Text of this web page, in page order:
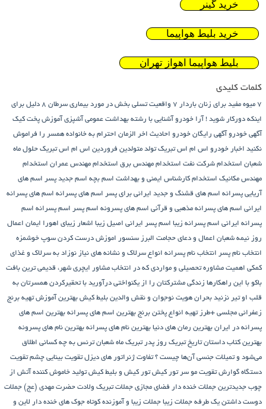
خرید گینر
خرید بلیط هواپیما
بلیط هواپیما اهواز تهران
کلمات کلیدی
7 میوه مفید برای زنان باردار 7 واقعیت تسلی بخش در مورد بیماری سرطان
8 دلیل برای
اینکه دورکار شوید ! آرا خودرو آشنایی با رشته بهداشت عمومی آشپزی آموزش پخت کیک
آگهی خودرو آگهی رایگان خودرو احادیث اخر الزمان احترام به خانواده همسر را فراموش
نکنید اخبار خودرو اس ام اس تبریک تولد متولدین فروردین اس ام اس تبریک حلول ماه
شعبان استخدام شرکت نفت استخدام مهندس برق استخدام مهندس عمران استخدام
مهندس مکانیک استخدام کارشناس ایمنی و بهداشت اسم بچه اسم جدید پسر اسم های
آریایی پسرانه اسم های قشنگ و جدید ایرانی برای پسر اسم های پسرانه اسم های پسرانه
ایرانی اسم های پسرانه مذهبی و قرآنی اسم های پسرونه اسم پسر اسم پسرانه اسم
پسرانه ایرانی اسم پسرانه زیبا اسم پسر ایرانی اصیل زیبا اشعار زیبای اهورا ایمان اعمال
روز نیمه شعبان اعمال و دعای حجامت البرز سنسور اموزش درست کردن سوپ خوشمزه
انتخاب نام پسر انتخاب نام پسرانه انواع سرلاک و نشانه های نیاز نوزاد به سرلاک و غذای
کمکی اهمیت مشاوره تحصیلی و مواردی که در انتخاب مشاور ایچری شهر، قدیمی ترین بافت
باکو با این راهکارها زندگی مشترکتان را از یکنواختی درآورید با تحقیرکردن همسرتان به
قلب او تیر نزنید بحران هویت نوجوان و نقش والدین بلیط کیش بهترین آموزش تهیه برنج
زعفرانی مجلسی +طرز تهیه انواع پختن برنج بهترین اسم های پسرانه بهترین اسم های
پسرانه در ایران بهترین رمان های دنیا بهترین نام های پسرانه بهترین نام های پسرونه
بهترین کتاب داستان تاریخ تبریک روز پدر تبریک ماه شعبان ترنس به چه کسانی اطلاق
می‌شود و تمیلات جنسی آن‌ها چیست ؟ تفاوت ژنراتور های دیزل تقویت بینایی چشم تقویت
دستگاه گوارش تقویت مو سر تور کیش تور کیش و بلیط کیش تولید خاموش کننده آتش از
چوب جدیدترین جملات خنده دار فضای مجازی جملات تبریک ولادت حضرت مهدی (عج) جملات
دوست داشتن یک طرفه جملات زیبا جملات زیبا و آموزنده کوتاه جوک های خنده دار لاین و